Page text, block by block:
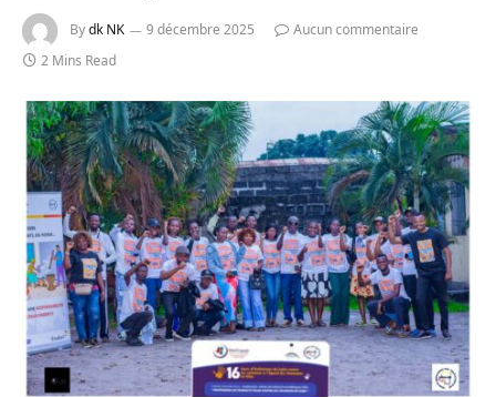
Bydk NK 9 décembre 2025
Aucun commentaire
2 Mins Read